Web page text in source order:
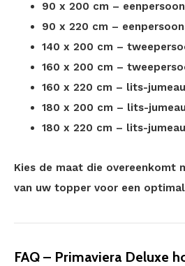
90 x 200 cm –
90 x 220 cm –
140 x 200 cm –
160 x 200 cm –
160 x 220 cm – lits-
180 x 200 cm – lits-
180 x 220 cm – lits-
Kies de maat die overeenkomt
van uw topper voor een
FAQ – Primaviera Deluxe